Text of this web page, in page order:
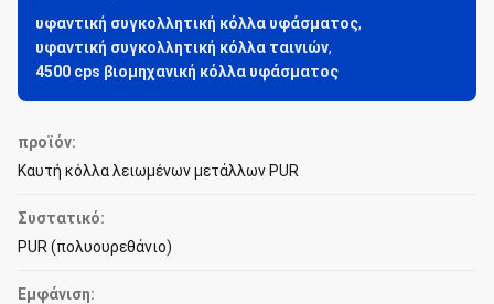
υφαντική συγκολλητική κόλλα υφάσματος,
υφαντική συγκολλητική κόλλα ταινιών,
4500 cps βιομηχανική κόλλα υφάσματος
προϊόν:
Καυτή κόλλα λειωμένων μετάλλων PUR
Συστατικό:
PUR (πολυουρεθάνιο)
Εμφάνιση: